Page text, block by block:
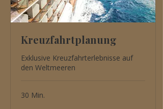
Kreuzfahrtplanung
Exklusive Kreuzfahrterlebnisse auf
den Weltmeeren
30 Min.